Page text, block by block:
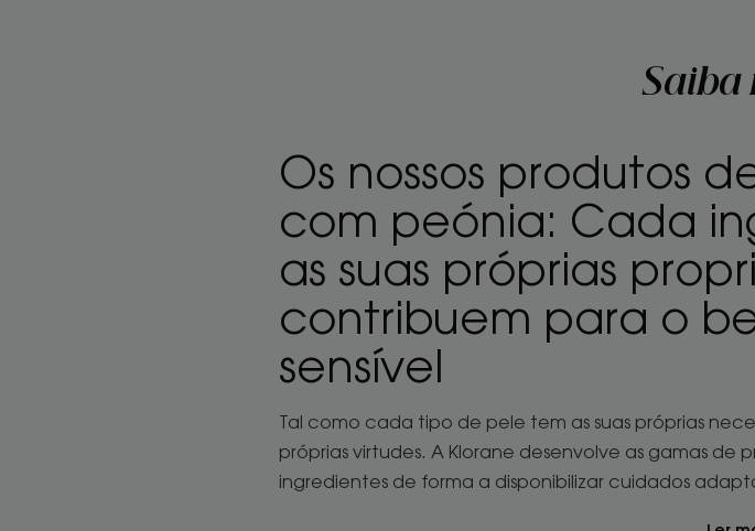
Saiba
Os nossos produtos
com peónia: Cada
as suas próprias
contribuem para o
sensível
Tal como cada tipo de pele tem as suas próprias
próprias virtudes. A Klorane desenvolve as gamas
ingredientes de forma a disponibilizar cuidados